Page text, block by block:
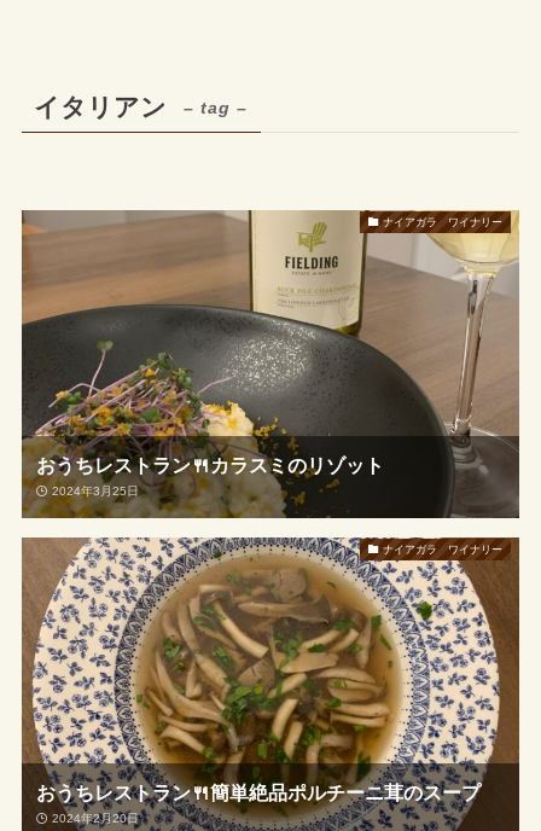
イタリアン – tag –
ナイアガラ ワイナリー
おうちレストラン🍴カラスミのリゾット
2024年3月25日
ナイアガラ ワイナリー
おうちレストラン🍴簡単絶品ポルチーニ茸のスープ
2024年2月20日